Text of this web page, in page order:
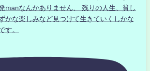
manなんかありません、 残りの人生、貧し
かな楽しみなど見つけて生きていくしかな
す。